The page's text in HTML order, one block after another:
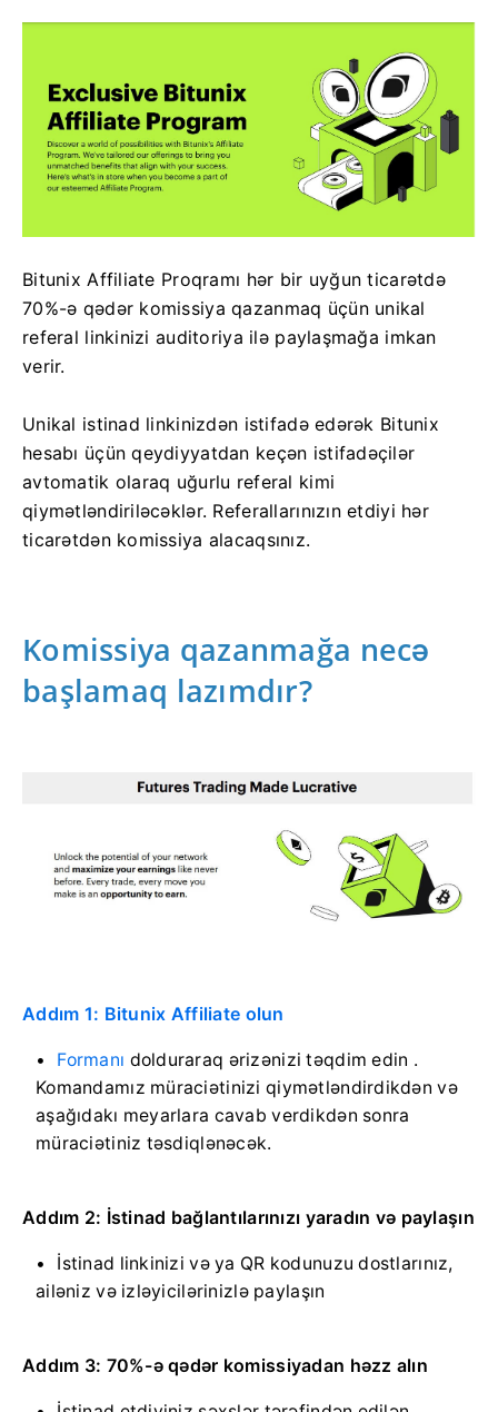
Bitunix Affiliate Proqramı hər bir uyğun ticarətdə
70%-ə qədər komissiya qazanmaq üçün unikal
referal linkinizi auditoriya ilə paylaşmağa imkan
verir.
Unikal istinad linkinizdən istifadə edərək Bitunix
hesabı üçün qeydiyyatdan keçən istifadəçilər
avtomatik olaraq uğurlu referal kimi
qiymətləndiriləcəklər. Referallarınızın etdiyi hər
ticarətdən komissiya alacaqsınız.
Komissiya qazanmağa necə
başlamaq lazımdır?
Addım 1: Bitunix Affiliate olun
Formanı dolduraraq ərizənizi təqdim edin .
Komandamız müraciətinizi qiymətləndirdikdən və
aşağıdakı meyarlara cavab verdikdən sonra
müraciətiniz təsdiqlənəcək.
Addım 2: İstinad bağlantılarınızı yaradın və paylaşın
İstinad linkinizi və ya QR kodunuzu dostlarınız,
ailəniz və izləyicilərinizlə paylaşın
Addım 3: 70%-ə qədər komissiyadan həzz alın